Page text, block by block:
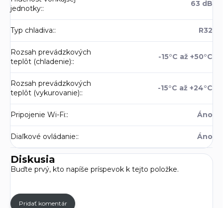
jednotky::
63 dB
Typ chladiva:: R32
Rozsah prevádzkových
teplôt (chladenie)::
-15°C až +50°C
Rozsah prevádzkových
teplôt (vykurovanie)::
-15°C až +24°C
Pripojenie Wi-Fi:: Áno
Diaľkové ovládanie:: Áno
Diskusia
Buďte prvý, kto napíše príspevok k tejto položke.
Pridať komentár